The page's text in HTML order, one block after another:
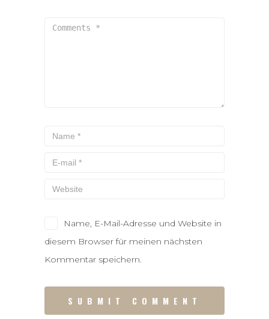
Name, E-Mail-Adresse und Website in
diesem Browser für meinen nächsten
Kommentar speichern.